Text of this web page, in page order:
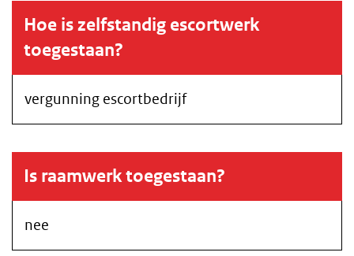
Hoe is zelfstandig escortwerk
toegestaan?
vergunning escortbedrijf
Is raamwerk toegestaan?
nee